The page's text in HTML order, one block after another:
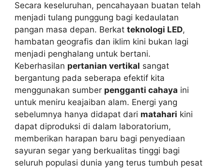
Secara keseluruhan, pencahayaan buatan telah
menjadi tulang punggung bagi kedaulatan
pangan masa depan. Berkat teknologi LED,
hambatan geografis dan iklim kini bukan lagi
menjadi penghalang untuk bertani.
Keberhasilan pertanian vertikal sangat
bergantung pada seberapa efektif kita
menggunakan sumber pengganti cahaya ini
untuk meniru keajaiban alam. Energi yang
sebelumnya hanya didapat dari matahari kini
dapat diproduksi di dalam laboratorium,
memberikan harapan baru bagi penyediaan
sayuran segar yang berkualitas tinggi bagi
seluruh populasi dunia yang terus tumbuh pesat